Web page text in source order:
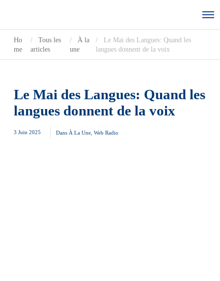
Ho
me
Tous les
articles
À la
une
Le Mai des Langues: Quand les
langues donnent de la voix
Le Mai des Langues: Quand les
langues donnent de la voix
3 Juin 2025 Dans À La Une Web Radio